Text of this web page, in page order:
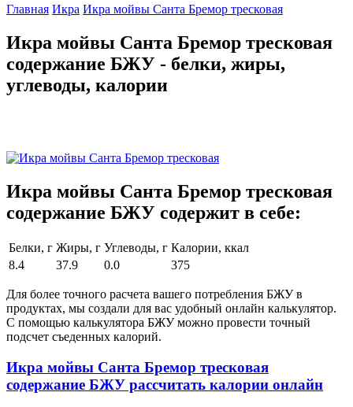
Главная Икра Икра мойвы Санта Бремор тресковая
Икра мойвы Санта Бремор тресковая
содержание БЖУ - белки, жиры,
углеводы, калории
Икра мойвы Санта Бремор тресковая
содержание БЖУ содержит в себе:
Белки, г Жиры, г Углеводы, г Калории, ккал
8.4
37.9 0.0 375
Для более точного расчета вашего потребления БЖУ в
продуктах, мы создали для вас удобный онлайн калькулятор.
С помощью калькулятора БЖУ можно провести точный
подсчет съеденных калорий.
Икра мойвы Санта Бремор тресковая
содержание БЖУ рассчитать калории онлайн